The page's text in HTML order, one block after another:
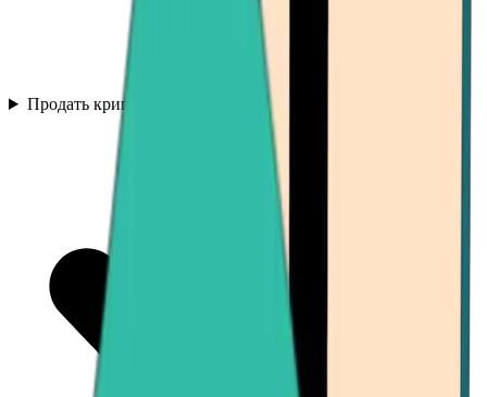
Продать криптовалюту